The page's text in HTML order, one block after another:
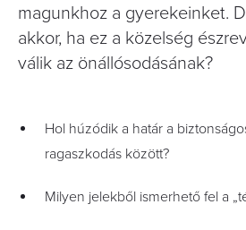
magunkhoz a gyerekeinket.
akkor, ha ez a közelség
válik az önállósodásának?
Hol húzódik a határ a
ragaszkodás között?
Milyen jelekből ismerhető fel a